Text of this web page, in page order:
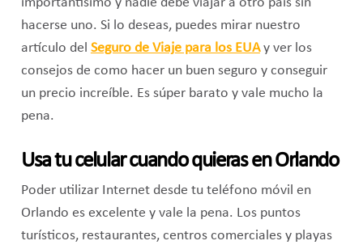
hacerse uno. Si lo deseas, puedes mirar nuestro
artículo del Seguro de Viaje para los EUAy ver los
consejos de como hacer un buen seguro y conseguir
un precio increíble. Es súper barato y vale mucho la
pena.
Usa tu celular cuando quieras en Orlando
Poder utilizar Internet desde tu teléfono móvil en
Orlando es excelente y vale la pena. Los puntos
turísticos, restaurantes, centros comerciales y playas